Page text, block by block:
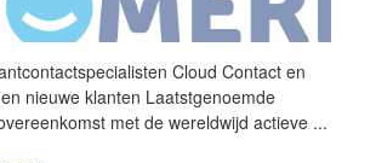
Cloud Contact en
nieuwe klanten Laatstgenoemde
met de wereldwijd actieve ...